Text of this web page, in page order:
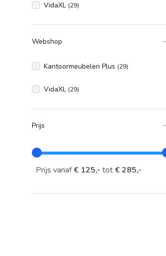
VidaXL (29)
Webshop
Kantoormeubelen Plus (29)
VidaXL (29)
Prijs
Prijs vanaf€ 125,- tot € 285,-